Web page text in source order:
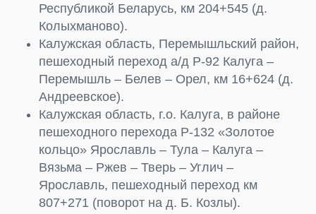
Республикой Беларусь, км 204+545 (д.
Колыхманово).
Калужская область, Перемышльский район,
пешеходный переход а/д Р-92 Калуга –
Перемышль – Белев – Орел, км 16+624 (д.
Андреевское).
Калужская область, г.о. Калуга, в районе
пешеходного перехода Р-132 «Золотое
кольцо» Ярославль – Тула – Калуга –
Вязьма – Ржев – Тверь – Углич –
Ярославль, пешеходный переход км
807+271 (поворот на д. Б. Козлы).